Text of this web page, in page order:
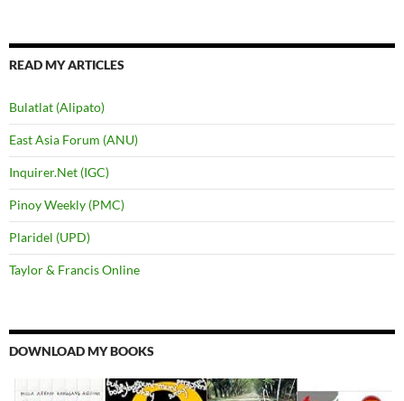
READ MY ARTICLES
Bulatlat (Alipato)
East Asia Forum (ANU)
Inquirer.Net (IGC)
Pinoy Weekly (PMC)
Plaridel (UPD)
Taylor & Francis Online
DOWNLOAD MY BOOKS